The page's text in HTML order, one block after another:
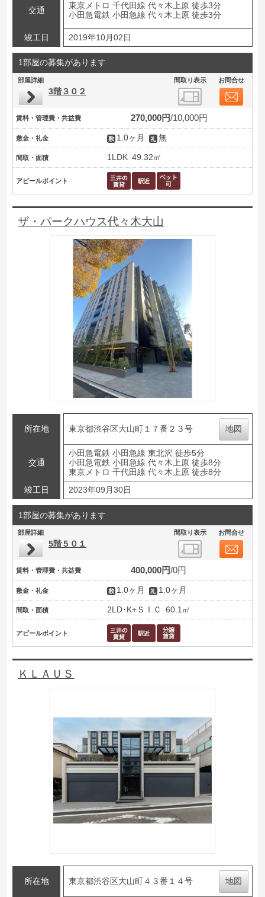
交通
東京メトロ 千代田線 代々木上原 徒歩3分
小田急電鉄 小田急線 代々木上原 徒歩3分
竣工日 2019年10月02日
1部屋の募集があります
部屋詳細 間取り表示 お問合せ
3階３０２
賃料・管理費・共益費 270,000円 10,000円
敷金・礼金 1.0ヶ月 無
間取・面積 1LDK 49.32㎡
アピールポイント
ザ・パークハウス代々木大山
所在地 東京都渋谷区大山町１７番２３号 地図
交通
小田急電鉄 小田急線 東北沢 徒歩5分
小田急電鉄 小田急線 代々木上原 徒歩8分
東京メトロ 千代田線 代々木上原 徒歩8分
竣工日
2023年09月30日
1部屋の募集があります
部屋詳細 間取り表示 お問合せ
5階５０１
賃料・管理費・共益費 400,000円 0円
敷金・礼金 1.0ヶ月 1.0ヶ月
間取・面積 2LD･K+ＳＩＣ 60.1㎡
アピールポイント
ＫＬＡＵＳ
所在地 東京都渋谷区大山町４３番１４号 地図